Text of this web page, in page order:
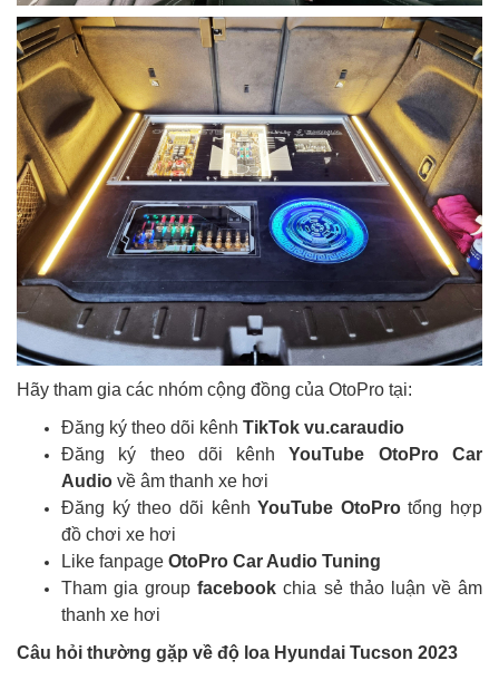
Hãy tham gia các nhóm cộng đồng của OtoPro tại:
Đăng ký theo dõi kênh TikTok vu.caraudio
Đăng ký theo dõi kênhYouTube OtoPro Car
Audio về âm thanh xe hơi
Đăng ký theo dõi kênhYouTube OtoProtổng hợp
đồ chơi xe hơi
Like fanpage OtoPro Car Audio Tuning
Tham gia groupfacebook chia sẻ thảo luận về âm
thanh xe hơi
Câu hỏi thường gặp về độ loa Hyundai Tucson 2023